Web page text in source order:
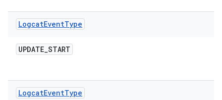
LogcatEventType
UPDATE_START
LogcatEventType